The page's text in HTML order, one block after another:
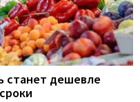
станет дешевле